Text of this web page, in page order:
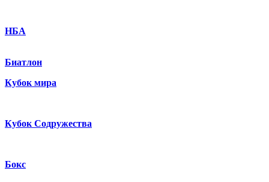
НБА
Биатлон
Кубок мира
Кубок Содружества
Бокс